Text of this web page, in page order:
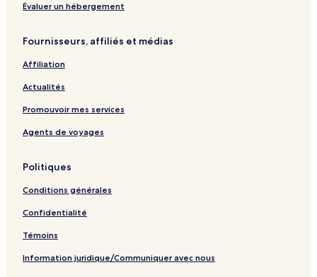
Évaluer un hébergement
Fournisseurs, affiliés et médias
Affiliation
Actualités
Promouvoir mes services
Agents de voyages
Politiques
Conditions générales
Confidentialité
Témoins
Information juridique/Communiquer avec nous